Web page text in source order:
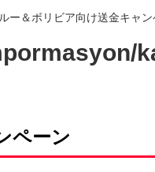
ー＆ボリビア向け送金キャン
ペーン